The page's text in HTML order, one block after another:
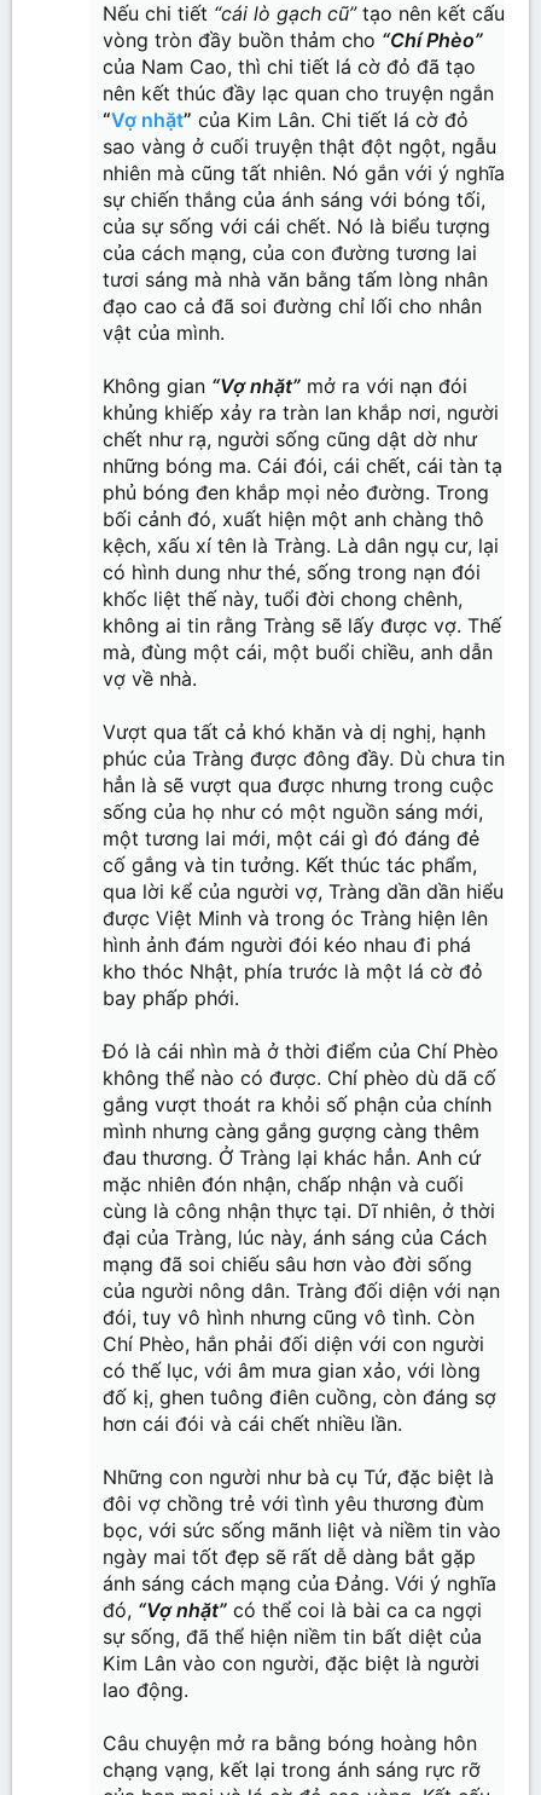
Nếu chi tiết “cái lò gạch cũ”tạo nên kết cấu
vòng tròn đầy buồn thảm cho “Chí Phèo”
của Nam Cao, thì chi tiết lá cờ đỏ đã tạo
nên kết thúc đầy lạc quan cho truyện ngắn
“Vợ nhặt” của Kim Lân. Chi tiết lá cờ đỏ
sao vàng ở cuối truyện thật đột ngột, ngẫu
nhiên mà cũng tất nhiên. Nó gắn với ý nghĩa
sự chiến thắng của ánh sáng với bóng tối,
của sự sống với cái chết. Nó là biểu tượng
của cách mạng, của con đường tương lai
tươi sáng mà nhà văn bằng tấm lòng nhân
đạo cao cả đã soi đường chỉ lối cho nhân
vật của mình.
Không gian “Vợ nhặt” mở ra với nạn đói
khủng khiếp xảy ra tràn lan khắp nơi, người
chết như rạ, người sống cũng dật dờ như
những bóng ma. Cái đói, cái chết, cái tàn tạ
phủ bóng đen khắp mọi nẻo đường. Trong
bối cảnh đó, xuất hiện một anh chàng thô
kệch, xấu xí tên là Tràng. Là dân ngụ cư, lại
có hình dung như thé, sống trong nạn đói
khốc liệt thế này, tuổi đời chong chênh,
không ai tin rằng Tràng sẽ lấy được vợ. Thế
mà, đùng một cái, một buổi chiều, anh dẫn
vợ về nhà.
Vượt qua tất cả khó khăn và dị nghị, hạnh
phúc của Tràng được đông đầy. Dù chưa tin
hẳn là sẽ vượt qua được nhưng trong cuộc
sống của họ như có một nguồn sáng mới,
một tương lai mới, một cái gì đó đáng đẻ
cố gắng và tin tưởng. Kết thúc tác phẩm,
qua lời kể của người vợ, Tràng dần dần hiểu
được Việt Minh và trong óc Tràng hiện lên
hình ảnh đám người đói kéo nhau đi phá
kho thóc Nhật, phía trước là một lá cờ đỏ
bay phấp phới.
Đó là cái nhìn mà ở thời điểm của Chí Phèo
không thể nào có được. Chí phèo dù dã cố
gắng vượt thoát ra khỏi số phận của chính
mình nhưng càng gắng gượng càng thêm
đau thương. Ở Tràng lại khác hẳn. Anh cứ
mặc nhiên đón nhận, chấp nhận và cuối
cùng là công nhận thực tại. Dĩ nhiên, ở thời
đại của Tràng, lúc này, ánh sáng của Cách
mạng đã soi chiếu sâu hơn vào đời sống
của người nông dân. Tràng đối diện với nạn
đói, tuy vô hình nhưng cũng vô tình. Còn
Chí Phèo, hắn phải đối diện với con người
có thế lục, với âm mưa gian xảo, với lòng
đố kị, ghen tuông điên cuồng, còn đáng sợ
hơn cái đói và cái chết nhiều lần.
Những con người như bà cụ Tứ, đặc biệt là
đôi vợ chồng trẻ với tình yêu thương đùm
bọc, với sức sống mãnh liệt và niềm tin vào
ngày mai tốt đẹp sẽ rất dễ dàng bắt gặp
ánh sáng cách mạng của Đảng. Với ý nghĩa
đó, “Vợ nhặt” có thể coi là bài ca ca ngợi
sự sống, đã thể hiện niềm tin bất diệt của
Kim Lân vào con người, đặc biệt là người
lao động.
Câu chuyện mở ra bằng bóng hoàng hôn
chạng vạng, kết lại trong ánh sáng rực rỡ